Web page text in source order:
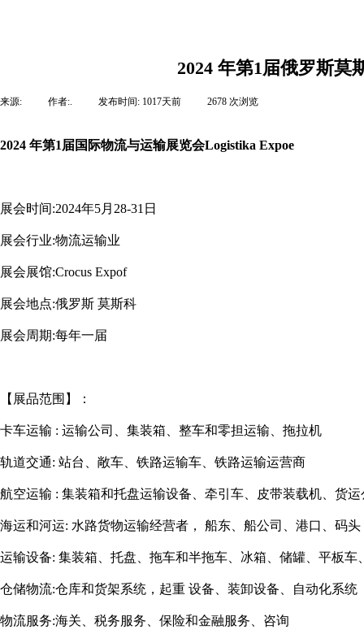
2024 年第1届俄罗斯莫
来源: 作者:. 发布时间: 1017天前 2678 次浏览
2024 年第1届国际物流与运输展览会Logistika Expoe
展会时间:2024年5月28-31日
展会行业:物流运输业
展会展馆:Crocus Expof
展会地点:俄罗斯 莫斯科
展会周期:每年一届
【展品范围】：
卡车运输 : 运输公司、集装箱、整车和零担运输、拖拉机
轨道交通: 站台、敞车、铁路运输车、铁路运输运营商
航空运输 : 集装箱和托盘运输设备、牵引车、皮带装载机、货运
海运和河运: 水路货物运输经营者， 船东、船公司、港口、码头
运输设备: 集装箱、托盘、拖车和半拖车、冰箱、储罐、平板车
仓储物流:仓库和货架系统，起重 设备、装卸设备、自动化系统
物流服务:海关、税务服务、保险和金融服务、咨询